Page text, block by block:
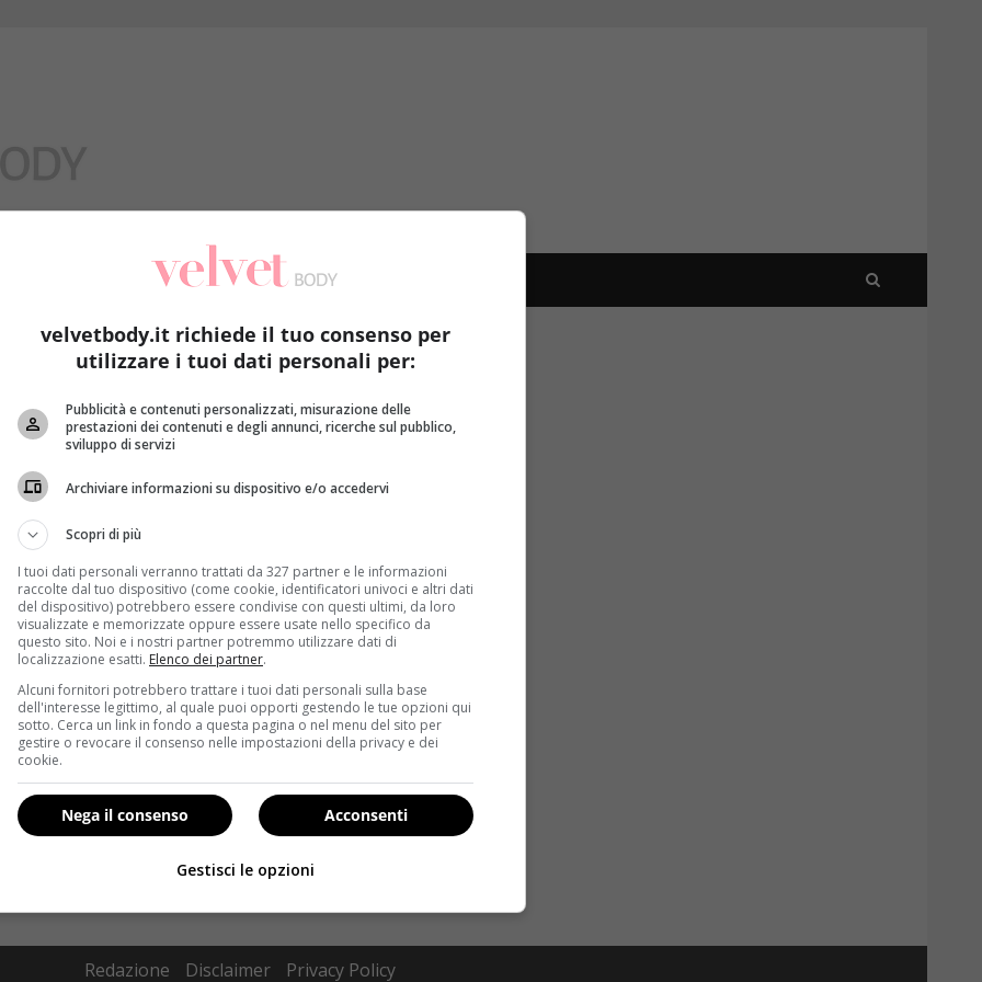
Redazione Disclaimer Privacy Policy
velvetbody.it richiede il tuo consenso per
utilizzare i tuoi dati personali per:
Pubblicità e contenuti personalizzati, misurazione delle
prestazioni dei contenuti e degli annunci, ricerche sul pubblico,
sviluppo di servizi
Archiviare informazioni su dispositivo e/o accedervi
Scopri di più
I tuoi dati personali verranno trattati da 327 partner e le informazioni
raccolte dal tuo dispositivo (come cookie, identificatori univoci e altri dati
del dispositivo) potrebbero essere condivise con questi ultimi, da loro
visualizzate e memorizzate oppure essere usate nello specifico da
questo sito. Noi e i nostri partner potremmo utilizzare dati di
localizzazione esatti. Elenco dei partner.
Alcuni fornitori potrebbero trattare i tuoi dati personali sulla base
dell'interesse legittimo, al quale puoi opporti gestendo le tue opzioni qui
sotto. Cerca un link in fondo a questa pagina o nel menu del sito per
gestire o revocare il consenso nelle impostazioni della privacy e dei
cookie.
Acconsenti
Nega il consenso
Gestisci le opzioni